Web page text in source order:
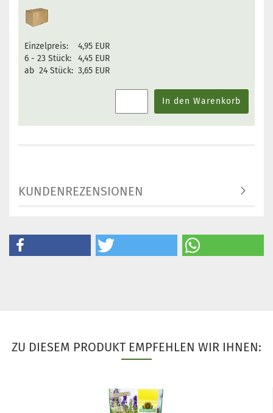
Einzelpreis:
4,95 EUR
6 - 23 Stück:
4,45 EUR
ab 24 Stück: 3,65 EUR
In den Warenkorb
KUNDENREZENSIONEN
ZU DIESEM PRODUKT EMPFEHLEN WIR IHNEN: